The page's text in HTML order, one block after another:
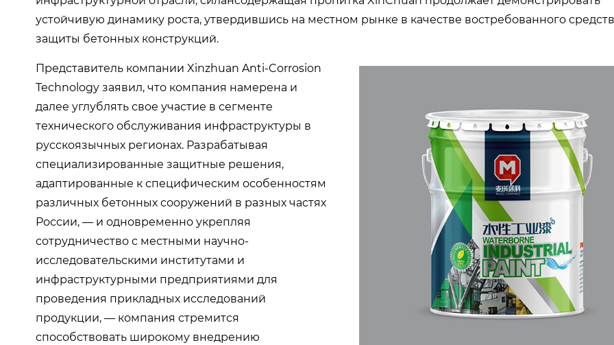
устойчивую динамику роста, утвердившись на местном рынке в качестве востребованного
защиты бетонных конструкций.
Представитель компании Xinzhuan Anti-Corrosion
Technology заявил, что компания намерена и
далее углублять свое участие в сегменте
технического обслуживания инфраструктуры в
русскоязычных регионах. Разрабатывая
специализированные защитные решения,
адаптированные к специфическим особенностям
различных бетонных сооружений в разных частях
России, — и одновременно укрепляя
сотрудничество с местными научно-
исследовательскими институтами и
инфраструктурными предприятиями для
проведения прикладных исследований
продукции, — компания стремится
способствовать широкому внедрению